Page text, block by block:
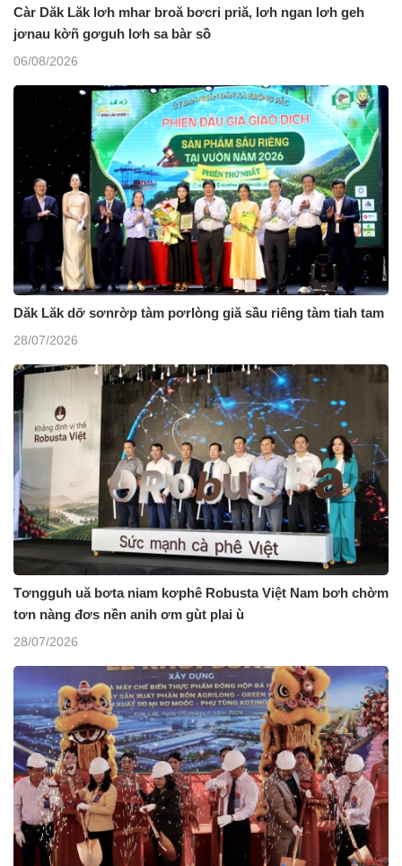
Càr Dăk Lăk lơh mhar broă bơcri priă, lơh ngan lơh geh
jơnau kờñ gơguh lơh sa bàr sồ
06/08/2026
Dăk Lăk dơ̆ sơnrờp tàm pơrlòng giă sầu riêng tàm tiah tam
28/07/2026
Tơngguh uă bơta niam kơphê Robusta Việt Nam bơh chờm
tơn nàng đơs nền anih ơm gùt plai ù
28/07/2026